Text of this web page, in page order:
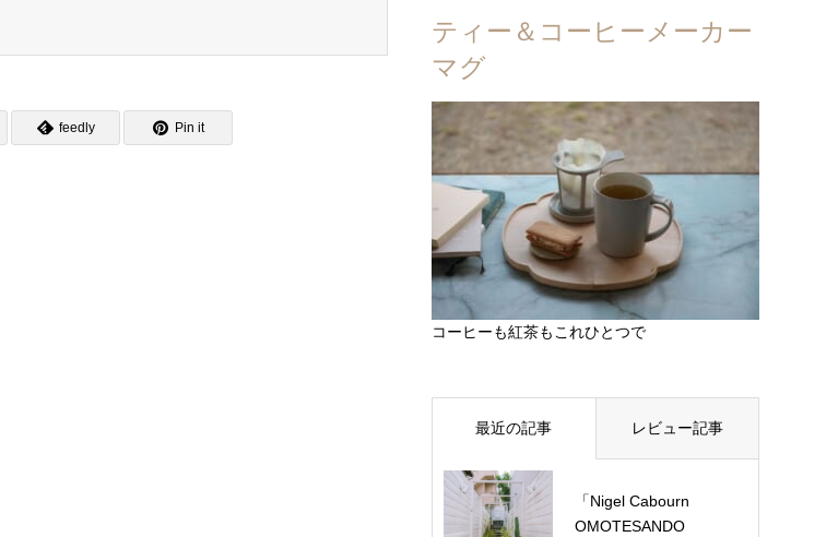
feedly Pin it
ティー＆コーヒーメーカー
マグ
コーヒーも紅茶もこれひとつで
最近の記事 レビュー記事
「Nigel Cabourn
OMOTESANDO